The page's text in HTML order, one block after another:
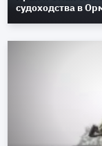
судоходства в